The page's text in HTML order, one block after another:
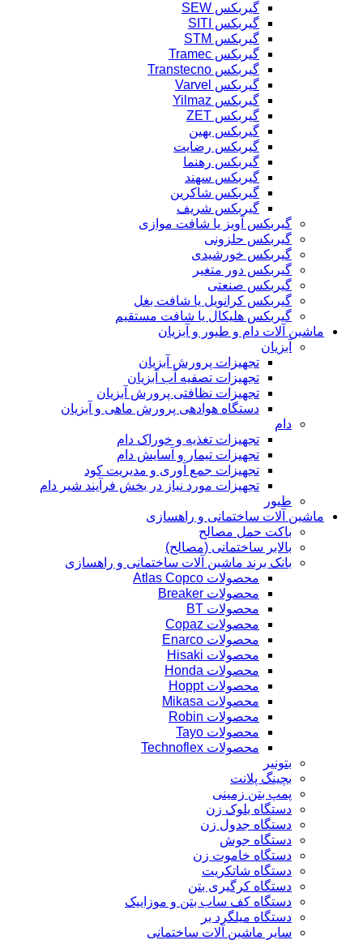
گیربکس SEW
گیربکس SITI
گیربکس STM
گیربکس Tramec
گیربکس Transtecno
گیربکس Varvel
گیربکس Yilmaz
گیربکس ZET
گیربکس بهین
گیربکس رضایت
گیربکس رهنما
گیربکس سهند
گیربکس شاکرین
گیربکس شریف
گیربکس آویز یا شافت موازی
گیربکس حلزونی
گیربکس خورشیدی
گیربکس دور متغیر
گیربکس صنعتی
گیربکس کرانویل یا شافت بغل
گیربکس هلیکال یا شافت مستقیم
ماشین آلات دام و طیور و آبزیان
آبزیان
تجهیزات پرورش آبزیان
تجهیزات تصفیه آب آبزیان
تجهیزات نظافتی پرورش آبزیان
دستگاه هوادهی پرورش ماهی و آبزیان
دام
تجهیزات تغذیه و خوراک دام
تجهیزات تیمار و آسایش دام
تجهیزات جمع آوری و مدیریت کود
تجهیزات مورد نیاز در بخش فرآیند شیر دام
طیور
ماشین آلات ساختمانی و راهسازی
باکت حمل مصالح
بالابر ساختمانی (مصالح)
بانک برند ماشین آلات ساختمانی و راهسازی
محصولات Atlas Copco
محصولات Breaker
محصولات BT
محصولات Copaz
محصولات Enarco
محصولات Hisaki
محصولات Honda
محصولات Hoppt
محصولات Mikasa
محصولات Robin
محصولات Tayo
محصولات Technoflex
بتونیر
بچینگ پلانت
پمپ بتن زمینی
دستگاه بلوک زن
دستگاه جدول زن
دستگاه جوش
دستگاه خاموت زن
دستگاه شاتکریت
دستگاه کرگیری بتن
دستگاه کف ساب بتن و موزاییک
دستگاه میلگرد بر
سایر ماشین آلات ساختمانی